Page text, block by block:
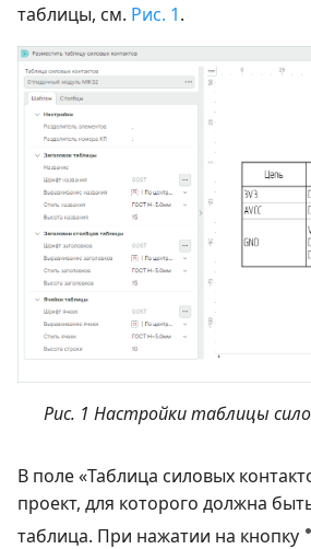
таблицы, см. Рис. 1.
Рис. 1 Настройки таблицы
В поле «Таблица силовых
проект, для которого должна
таблица. При нажатии на кнопку